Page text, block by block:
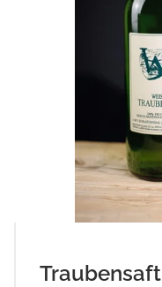
Traubensaft